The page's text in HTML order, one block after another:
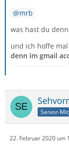
mrb
was hast du
und ich hoffe
denn im gmail
Senior-
22. Februar 2020 um